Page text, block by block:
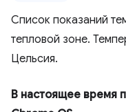
Список показаний
тепловой зоне.
Цельсия.
В настоящее время